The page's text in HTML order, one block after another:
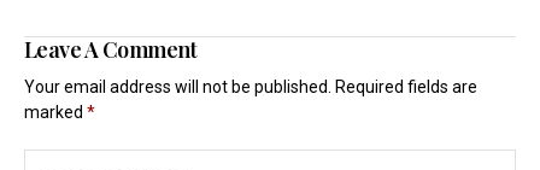
Leave A Comment
Your email address will not be published. Required fields are
marked *